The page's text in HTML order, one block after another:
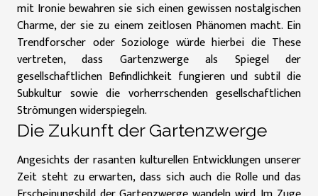
mit Ironie bewahren sie sich einen gewissen nostalgischen
Charme, der sie zu einem zeitlosen Phänomen macht. Ein
Trendforscher oder Soziologe würde hierbei die These
vertreten, dass Gartenzwerge als Spiegel der
gesellschaftlichen Befindlichkeit fungieren und subtil die
Subkultur sowie die vorherrschenden gesellschaftlichen
Strömungen widerspiegeln.
Die Zukunft der Gartenzwerge
Angesichts der rasanten kulturellen Entwicklungen unserer
Zeit steht zu erwarten, dass sich auch die Rolle und das